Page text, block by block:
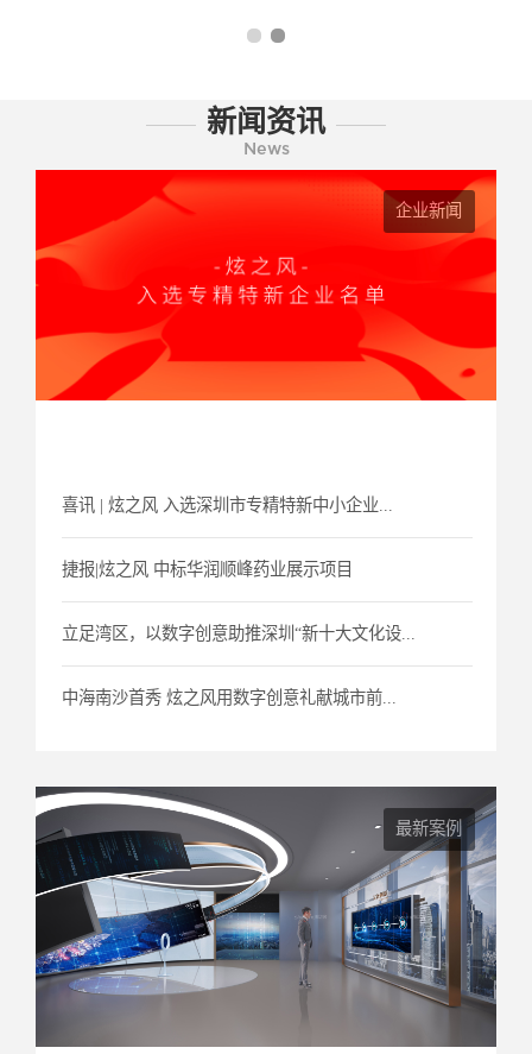
新闻资讯
News
企业新闻
喜讯 | 炫之风 入选深圳市专精特新中小企业...
捷报|炫之风 中标华润顺峰药业展示项目
立足湾区，以数字创意助推深圳“新十大文化设...
中海南沙首秀 炫之风用数字创意礼献城市前...
最新案例